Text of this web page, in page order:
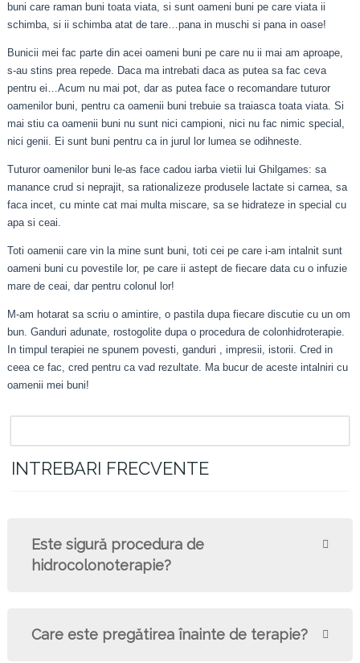
buni care raman buni toata viata, si sunt oameni buni pe care viata ii
schimba, si ii schimba atat de tare…pana in muschi si pana in oase!
Bunicii mei fac parte din acei oameni buni pe care nu ii mai am aproape,
s-au stins prea repede. Daca ma intrebati daca as putea sa fac ceva
pentru ei…Acum nu mai pot, dar as putea face o recomandare tuturor
oamenilor buni, pentru ca oamenii buni trebuie sa traiasca toata viata. Si
mai stiu ca oamenii buni nu sunt nici campioni, nici nu fac nimic special,
nici genii. Ei sunt buni pentru ca in jurul lor lumea se odihneste.
Tuturor oamenilor buni le-as face cadou iarba vietii lui Ghilgames: sa
manance crud si neprajit, sa rationalizeze produsele lactate si carnea, sa
faca incet, cu minte cat mai multa miscare, sa se hidrateze in special cu
apa si ceai.
Toti oamenii care vin la mine sunt buni, toti cei pe care i-am intalnit sunt
oameni buni cu povestile lor, pe care ii astept de fiecare data cu o infuzie
mare de ceai, dar pentru colonul lor!
M-am hotarat sa scriu o amintire, o pastila dupa fiecare discutie cu un om
bun. Ganduri adunate, rostogolite dupa o procedura de colonhidroterapie.
In timpul terapiei ne spunem povesti, ganduri , impresii, istorii. Cred in
ceea ce fac, cred pentru ca vad rezultate. Ma bucur de aceste intalniri cu
oamenii mei buni!
INTREBARI FRECVENTE
Este sigură procedura de
hidrocolonoterapie?
Care este pregătirea înainte de terapie?